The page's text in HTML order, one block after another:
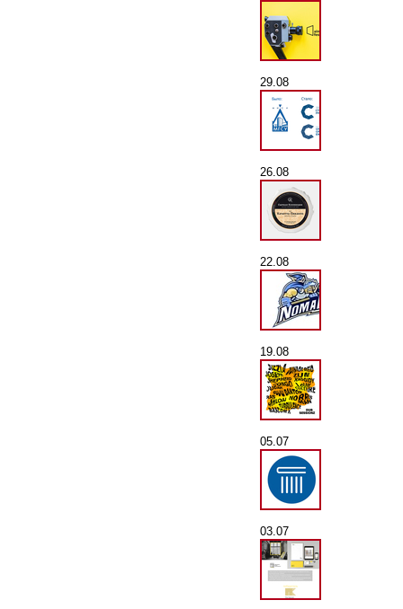
29.08
26.08
22.08
19.08
05.07
03.07